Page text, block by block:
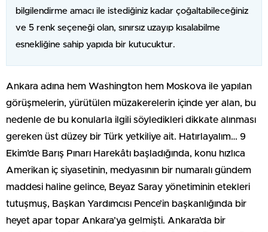
bilgilendirme amacı ile istediğiniz kadar çoğaltabileceğiniz
ve 5 renk seçeneği olan, sınırsız uzayıp kısalabilme
esnekliğine sahip yapıda bir kutucuktur.
Ankara adına hem Washington hem Moskova ile yapılan
görüşmelerin, yürütülen müzakerelerin içinde yer alan, bu
nedenle de bu konularla ilgili söyledikleri dikkate alınması
gereken üst düzey bir Türk yetkiliye ait. Hatırlayalım… 9
Ekim’de Barış Pınarı Harekâtı başladığında, konu hızlıca
Amerikan iç siyasetinin, medyasının bir numaralı gündem
maddesi haline gelince, Beyaz Saray yönetiminin etekleri
tutuşmuş, Başkan Yardımcısı Pence’in başkanlığında bir
heyet apar topar Ankara’ya gelmişti. Ankara’da bir